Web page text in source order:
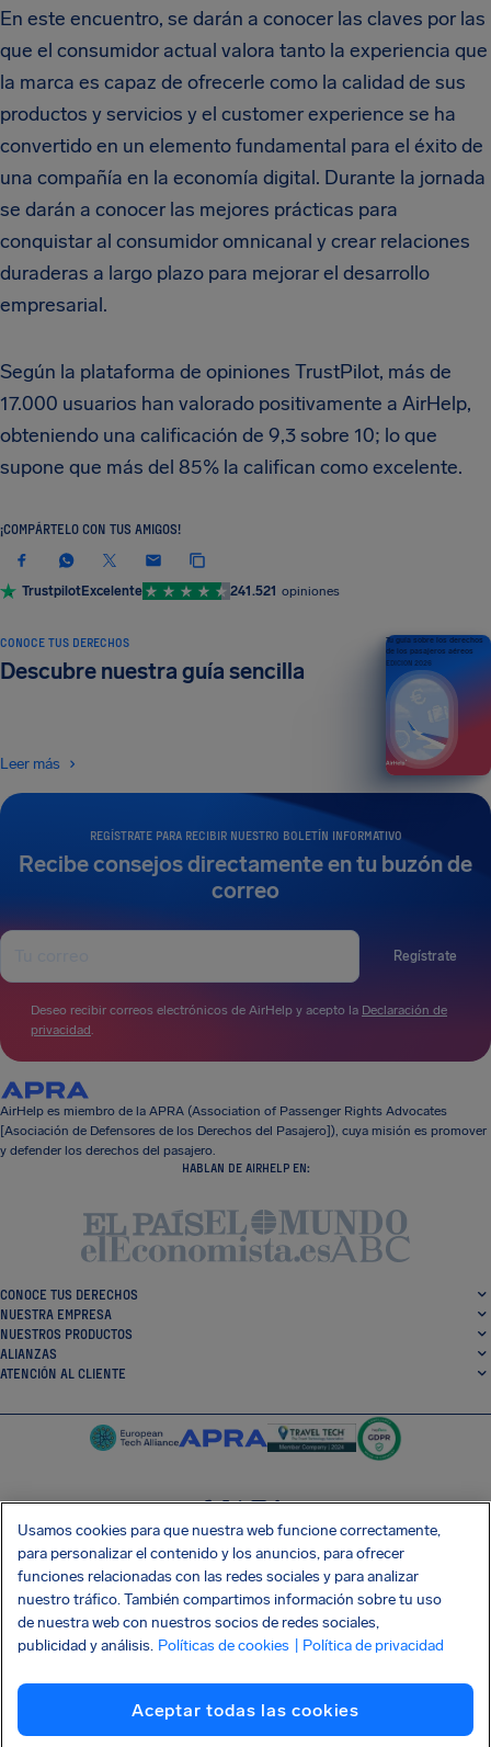
En este encuentro, se darán a conocer las claves por las
que el consumidor actual valora tanto la experiencia que
la marca es capaz de ofrecerle como la calidad de sus
productos y servicios y el customer experience se ha
convertido en un elemento fundamental para el éxito de
una compañía en la economía digital. Durante la jornada
se darán a conocer las mejores prácticas para
conquistar al consumidor omnicanal y crear relaciones
duraderas a largo plazo para mejorar el desarrollo
empresarial.
Según la plataforma de opiniones TrustPilot, más de
17.000 usuarios han valorado positivamente a AirHelp,
obteniendo una calificación de 9,3 sobre 10; lo que
supone que más del 85% la califican como excelente.
¡COMPÁRTELO CON TUS AMIGOS!
TrustpilotExcelente 241.521 opiniones
REGÍSTRATE PARA RECIBIR NUESTRO BOLETÍN INFORMATIVO
Recibe consejos directamente en tu buzón de
correo
Regístrate
Deseo recibir correos electrónicos de AirHelp y acepto la Declaración de
privacidad.
CONOCE TUS DERECHOS
Descubre nuestra guía sencilla
Leer más
Tu guía sobre los derechos
de los pasajeros aéreos
EDICIÓN 2026
AirHelp es miembro de la APRA (Association of Passenger Rights Advocates
[Asociación de Defensores de los Derechos del Pasajero]), cuya misión es promover
y defender los derechos del pasajero.
HABLAN DE AIRHELP EN:
CONOCE TUS DERECHOS
NUESTRA EMPRESA
NUESTROS PRODUCTOS
ALIANZAS
ATENCIÓN AL CLIENTE
SocialFacebook
SocialTwitter
SocialInstagram
SocialLinkedin
CONSIGUE NUESTRA APLICACIÓN GRATIS
Términos y condicionesPolítica de privacidadCookies
Imprint
Ataque a la cadena de suministro Shai-Hulud
Usamos cookies para que nuestra web funcione correctamente,
para personalizar el contenido y los anuncios, para ofrecer
funciones relacionadas con las redes sociales y para analizar
nuestro tráfico. También compartimos información sobre tu uso
de nuestra web con nuestros socios de redes sociales,
publicidad y análisis. Políticas de cookies | Política de privacidad
Aceptar todas las cookies